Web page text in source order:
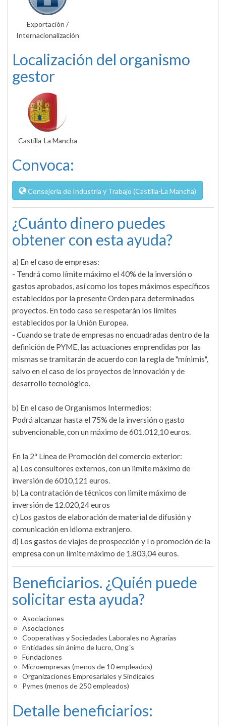
Exportación /
Internacionalización
Localización del organismo
gestor
Castilla-La Mancha
Convoca:
Consejería de Industria y Trabajo (Castilla-La Mancha)
¿Cuánto dinero puedes
obtener con esta ayuda?
a) En el caso de empresas:
- Tendrá como límite máximo el 40% de la inversión o
gastos aprobados, así como los topes máximos específicos
establecidos por la presente Orden para determinados
proyectos. En todo caso se respetarán los límites
establecidos por la Unión Europea.
- Cuando se trate de empresas no encuadradas dentro de la
definición de PYME, las actuaciones emprendidas por las
mismas se tramitarán de acuerdo con la regla de "mínimis",
salvo en el caso de los proyectos de innovación y de
desarrollo tecnológico.
b) En el caso de Organismos Intermedios:
Podrá alcanzar hasta el 75% de la inversión o gasto
subvencionable, con un máximo de 601.012,10 euros.
En la 2ª Línea de Promoción del comercio exterior:
a) Los consultores externos, con un limite máximo de
inversión de 6010,121 euros.
b) La contratación de técnicos con limite máximo de
inversión de 12.020,24 euros
c) Los gastos de elaboración de material de difusión y
comunicación en idioma extranjero.
d) Los gastos de viajes de prospección y l o promoción de la
empresa con un límite máximo de 1.803,04 euros.
Beneficiarios. ¿Quién puede
solicitar esta ayuda?
Asociaciones
Asociaciones
Cooperativas y Sociedades Laborales no Agrarias
Entidades sin ánimo de lucro, Ong´s
Fundaciones
Microempresas (menos de 10 empleados)
Organizaciones Empresariales y Sindicales
Pymes (menos de 250 empleados)
Detalle beneficiarios: